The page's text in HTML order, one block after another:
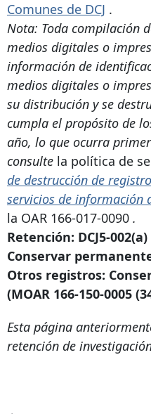
Comunes de DCJ .
Nota: Toda compilación
medios digitales o
información de
medios digitales o
su distribución y se
cumpla el propósito de
año, lo que ocurra
consulte la política de
de destrucción de
servicios de información
la OAR 166-017-0090 .
Retención: DCJ5-
Conservar
Otros registros:
(MOAR 166-150-0005
Esta página
retención de